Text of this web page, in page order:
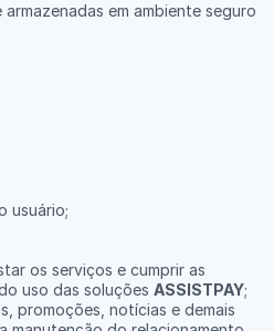
em ambiente seguro
usuário;
os serviços e cumprir as
uso das soluções ASSISTPAY;
promoções, notícias e demais